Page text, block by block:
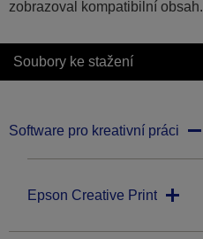
zobrazoval kompatibilní obsah.
Soubory ke stažení
Software pro kreativní práci
Epson Creative Print